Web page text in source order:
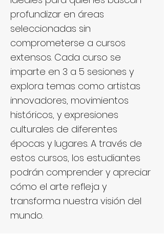
profundizar en áreas
seleccionadas sin
comprometerse a cursos
extensos. Cada curso se
imparte en 3 a 5 sesiones y
explora temas como artistas
innovadores, movimientos
históricos, y expresiones
culturales de diferentes
épocas y lugares. A través de
estos cursos, los estudiantes
podrán comprender y apreciar
cómo el arte refleja y
transforma nuestra visión del
mundo.